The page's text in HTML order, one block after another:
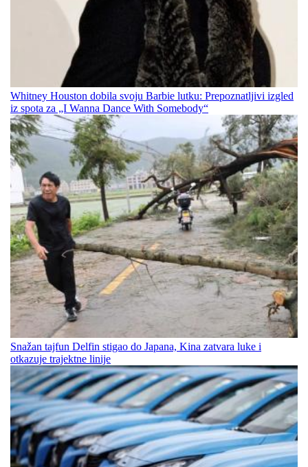
Whitney Houston dobila svoju Barbie lutku: Prepoznatljivi izgled
iz spota za „I Wanna Dance With Somebody“
Snažan tajfun Delfin stigao do Japana, Kina zatvara luke i
otkazuje trajektne linije